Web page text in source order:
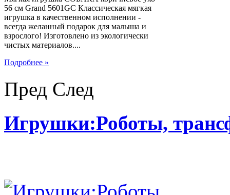
56 см Grand 5601GC Классическая мягкая
игрушка в качественном исполнении -
всегда желанный подарок для малыша и
взрослого! Изготовлено из экологически
чистых материалов....
Подробнее »
Пред След
Игрушки:Роботы,